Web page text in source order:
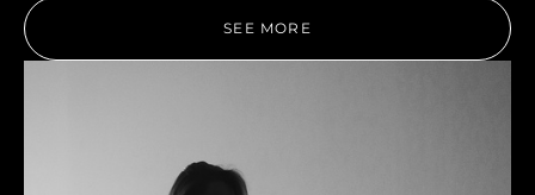
SEE MORE